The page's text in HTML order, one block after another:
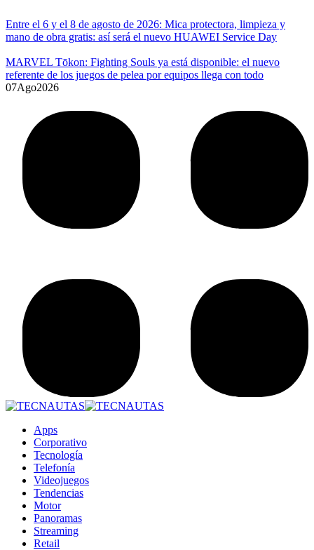
Entre el 6 y el 8 de agosto de 2026: Mica protectora, limpieza y
mano de obra gratis: así será el nuevo HUAWEI Service Day
MARVEL Tōkon: Fighting Souls ya está disponible: el nuevo
referente de los juegos de pelea por equipos llega con todo
07Ago2026
Apps
Corporativo
Tecnología
Telefonía
Videojuegos
Tendencias
Motor
Panoramas
Streaming
Retail